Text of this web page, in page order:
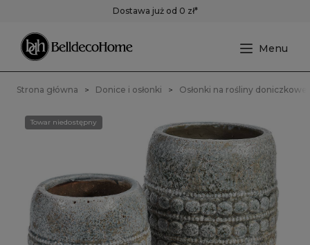
Dostawa już od 0 zł*
Strona główna Donice i osłonki Osłonki na rośliny doniczkowe
Towar niedostępny